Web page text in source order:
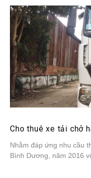
Cho thuê xe tải chở
Nhằm đáp ứng nhu cầu
Bình Dương, năm 2016